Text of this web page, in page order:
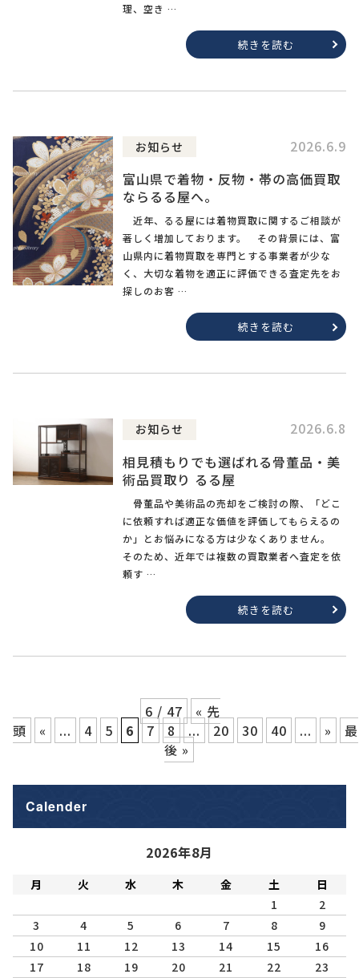
理、空き …
続きを読む
お知らせ
2026.6.9
富山県で着物・反物・帯の高価買取
ならるる屋へ。
近年、るる屋には着物買取に関するご相談が
著しく増加しております。 その背景には、富
山県内に着物買取を専門とする事業者が少な
く、大切な着物を適正に評価できる査定先をお
探しのお客 …
続きを読む
お知らせ
2026.6.8
相見積もりでも選ばれる骨董品・美
術品買取り るる屋
骨董品や美術品の売却をご検討の際、「どこ
に依頼すれば適正な価値を評価してもらえるの
か」とお悩みになる方は少なくありません。
そのため、近年では複数の買取業者へ査定を依
頼す …
続きを読む
6 / 47
« 先
頭
« ... 4 5 6 7 8 ... 20 30 40 ... »
最
後 »
Calender
2026年8月
月 火 水 木 金 土
日
1
2
3
4 5 6 7 8
9
10
11 12 13 14 15
16
17
18 19 20 21 22
23